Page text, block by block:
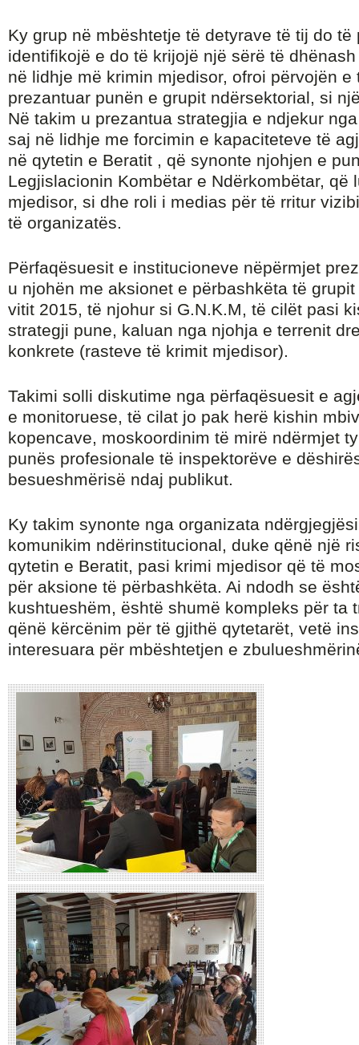
Ky grup në mbështetje të detyrave të tij do të
identifikojë e do të krijojë një sërë të
në lidhje më krimin mjedisor, ofroi përvojën e
prezantuar punën e grupit ndërsektorial, si
Në takim u prezantua strategjia e ndjekur
saj në lidhje me forcimin e kapaciteteve të
në qytetin e Beratit , që synonte njohjen e
Legjislacionin Kombëtar e Ndërkombëtar, që
mjedisor, si dhe roli i medias për të rritur
të organizatës.
Përfaqësuesit e institucioneve nëpërmjet
u njohën me aksionet e përbashkëta të
vitit 2015, të njohur si G.N.K.M, të cilët pasi
strategji pune, kaluan nga njohja e terrenit
konkrete (rasteve të krimit mjedisor).
Takimi solli diskutime nga përfaqësuesit e
e monitoruese, të cilat jo pak herë kishin
kopencave, moskoordinim të mirë ndërmjet
punës profesionale të inspektorëve e
besueshmërisë ndaj publikut.
Ky takim synonte nga organizata
komunikim ndërinstitucional, duke qënë një
qytetin e Beratit, pasi krimi mjedisor që të
për aksione të përbashkëta. Ai ndodh se
kushtueshëm, është shumë kompleks për ta
qënë kërcënim për të gjithë qytetarët, vetë
interesuara për mbështetjen e